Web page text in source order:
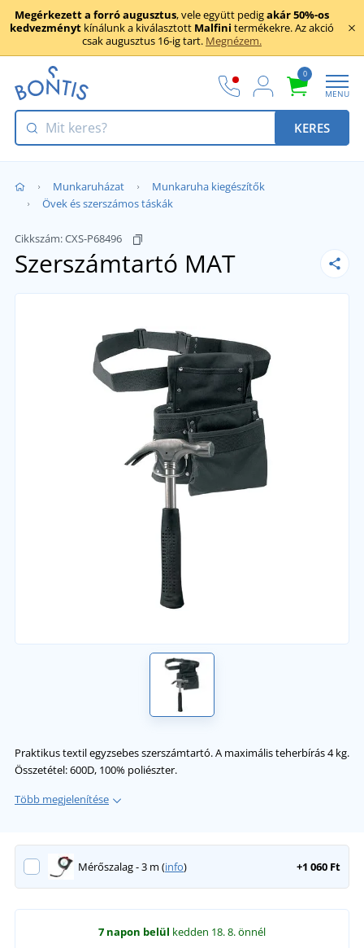
Megérkezett a forró augusztus, vele együtt pedigakár 50%-os
kedvezményt kínálunk a kiválasztott Malfini termékekre. Az akció
csak augusztus 16-ig tart. Megnézem.
0
MENU
KERES
Munkaruházat
Munkaruha kiegészítők
Övek és szerszámos táskák
Cikkszám:CXS-P68496
Szerszámtartó MAT
Praktikus textil egyzsebes szerszámtartó. A maximális teherbírás 4 kg.
Összetétel: 600D, 100% poliészter.
Több megjelenítése
Mérőszalag - 3 m (info) +1 060 Ft
7 napon belül kedden 18. 8.önnél